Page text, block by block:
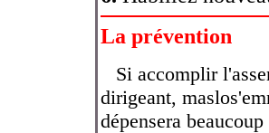
La prévention
Si accomplir
dirigeant,
dépensera